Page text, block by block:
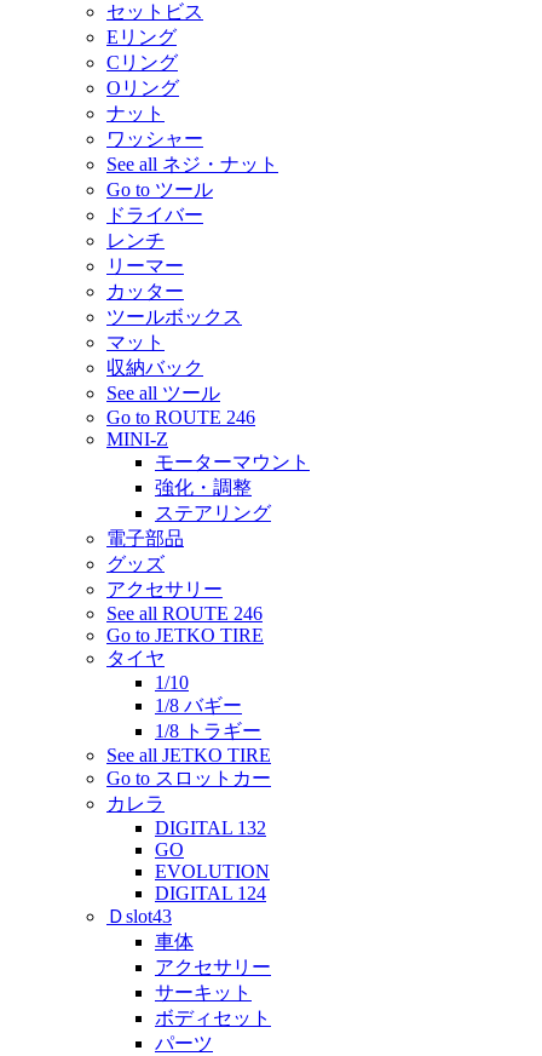
セットビス
Eリング
Cリング
Oリング
ナット
ワッシャー
See all ネジ・ナット
Go to ツール
ドライバー
レンチ
リーマー
カッター
ツールボックス
マット
収納バック
See all ツール
Go to ROUTE 246
MINI-Z
モーターマウント
強化・調整
ステアリング
電子部品
グッズ
アクセサリー
See all ROUTE 246
Go to JETKO TIRE
タイヤ
1/10
1/8 バギー
1/8 トラギー
See all JETKO TIRE
Go to スロットカー
カレラ
DIGITAL 132
GO
EVOLUTION
DIGITAL 124
Ｄslot43
車体
アクセサリー
サーキット
ボディセット
パーツ